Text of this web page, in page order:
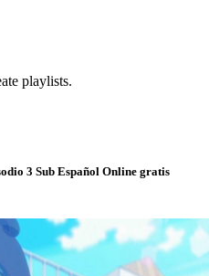
playlists.
3 Sub Español Online gratis